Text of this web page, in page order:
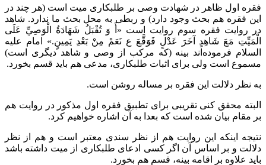
فقره اول ظاهر در شهادت وصی بر طلبکاری میت است (هر چند در
این فقره هم بحث وجود دارد) و ربطی به محل بحث ما ندارد. شاهد
در روایت فقره سوم روایت است « أَ وَ تُقْبَلُ شَهَادَةُ الْوَصِيِّ عَلَى
الْمَيِّتِ مَعَ شَاهِدٍ آخَرَ عَدْلٍ فَوَقَّعَ ع نَعَمْ مِنْ بَعْدِ يَمِينٍ.» امام علیه
السلام فرموده‌اند بینه (که مرکب از وصی و شاهد دیگری است)
مسموع است ولی برای اثبات طلبکاری، مدعی هم باید قسم بخورد.
به نظر دلالت این فقره بر مساله روشن است.
البته محقق کنی تقریبی برای تطبیق فقره اول مذکور در روایت هم
بر مقام بیان شده است که بعدا به آن اشاره خواهیم کرد.
نتیجه اینکه این روایت هم از نظر سندی معتبر است و هم از نظر
دلالت و بر اساس آن اگر کسی ادعای طلبکاری از میت داشته باشد
باید علاوه بر اقامه بینه، قسم هم بخورد.